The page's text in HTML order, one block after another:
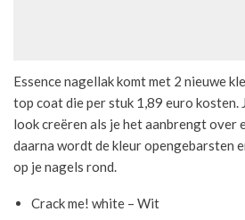
Essence nagellak komt met 2 nieuwe
top coat die per stuk 1,89 euro kosten.
look creëren als je het aanbrengt over
daarna wordt de kleur opengebarsten
op je nagels rond.
Crack me! white – Wit